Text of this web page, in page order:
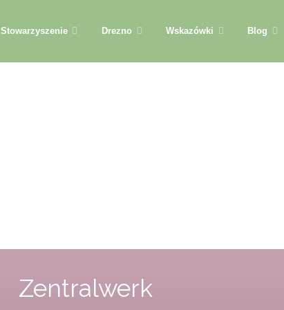
Stowarzyszenie Drezno Wskazówki Blog
Zentralwerk